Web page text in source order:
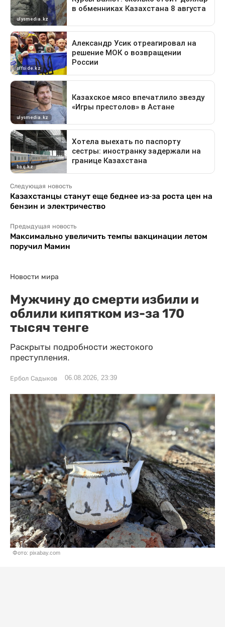
Следующая новость
Казахстанцы станут еще беднее из-за роста цен на
бензин и электричество
Предыдущая новость
Максимально увеличить темпы вакцинации летом
поручил Мамин
Новости мира
Мужчину до смерти избили и
облили кипятком из-за 170
тысяч тенге
Раскрыты подробности жестокого
преступления.
Ербол Садыков 06.08.2026, 23:39
Фото: pixabay.com